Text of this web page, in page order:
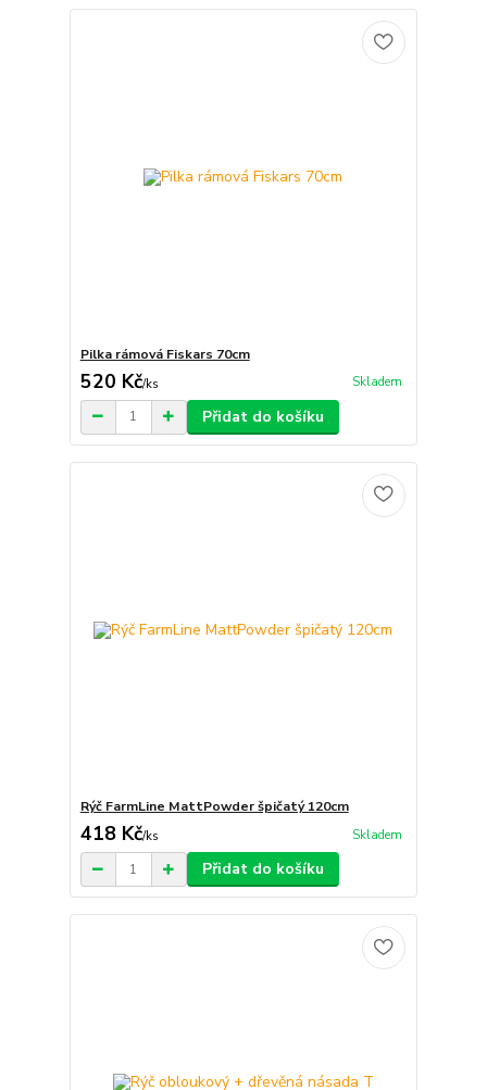
Pilka rámová Fiskars 70cm
520 Kč/ks Skladem
Přidat do košíku
Rýč FarmLine MattPowder špičatý 120cm
418 Kč/ks Skladem
Přidat do košíku